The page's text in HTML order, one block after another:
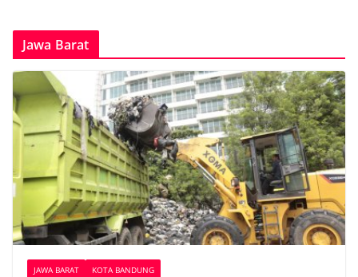
Jawa Barat
JAWA BARAT KOTA BANDUNG